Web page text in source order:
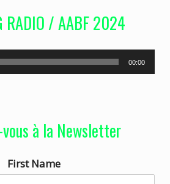
é
RADIO / AABF 2024
L
e
e
r
00:00
à la Newsletter
First Name